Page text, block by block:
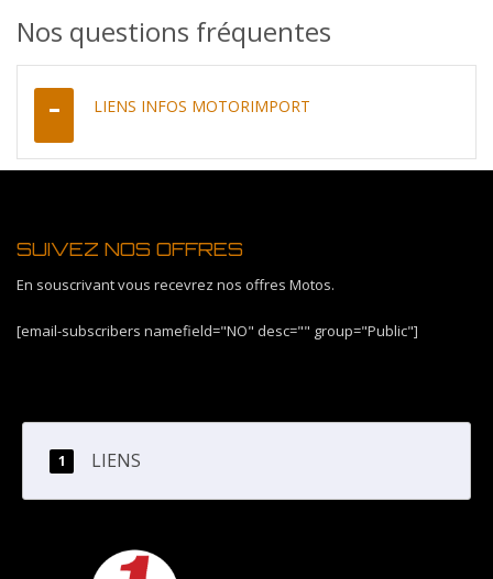
Nos questions fréquentes
LIENS INFOS MOTORIMPORT
SUIVEZ NOS OFFRES
En souscrivant vous recevrez nos offres Motos.
[email-subscribers namefield="NO" desc="" group="Public"]
LIENS